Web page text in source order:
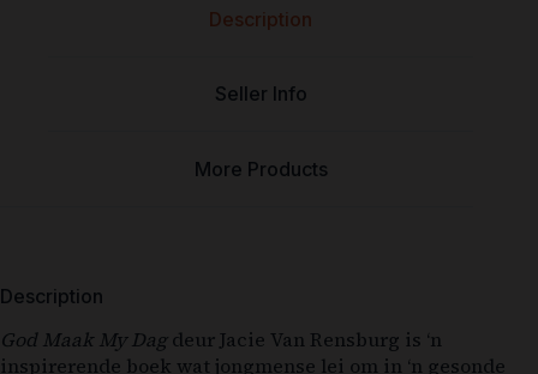
Description
Seller Info
More Products
Description
God Maak My Dagdeur Jacie Van Rensburg is ‘n
inspirerende boek wat jongmense lei om in ‘n gesonde